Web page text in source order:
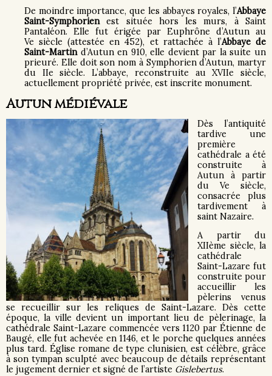
De moindre importance, que les abbayes royales, l’Abbaye
Saint-Symphorienest située hors les murs, à Saint
Pantaléon. Elle fut érigée par Euphrône d’Autun au
Ve siècle (attestée en 452), et rattachée à l’Abbaye de
Saint-Martind’Autun en 910, elle devient par la suite un
prieuré. Elle doit son nom à Symphorien d’Autun, martyr
du IIe siècle. L’abbaye, reconstruite au XVIIe siècle,
actuellement propriété privée, est inscrite monument.
Autun médiévale
Dès l’antiquité
tardive une
première
cathédrale a été
construite à
Autun à partir
du Ve siècle,
consacrée plus
tardivement à
saint Nazaire.
A partir du
XIIème siècle, la
cathédrale
Saint-Lazare fut
construite pour
accueillir les
pèlerins venus
se recueillir sur les reliques de Saint-Lazare. Dès cette
époque, la ville devient un important lieu de pèlerinage, la
cathédrale Saint-Lazare commencée vers 1120 par Étienne de
Baugé, elle fut achevée en 1146, et le porche quelques années
plus tard. Église romane de type clunisien, est célèbre, grâce
à son tympan sculpté avec beaucoup de détails représentant
le jugement dernier et signé de l’artiste Gislebertus.